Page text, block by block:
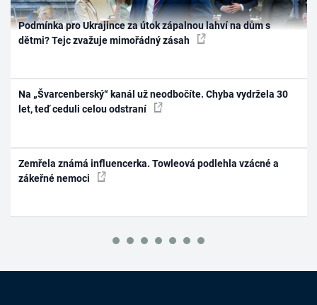
Podmínka pro Ukrajince za útok zápalnou lahví na dům s
dětmi? Tejc zvažuje mimořádný zásah
Na „Švarcenberský“ kanál už neodbočíte. Chyba vydržela 30
let, teď ceduli celou odstraní
Zemřela známá influencerka. Towleová podlehla vzácné a
zákeřné nemoci